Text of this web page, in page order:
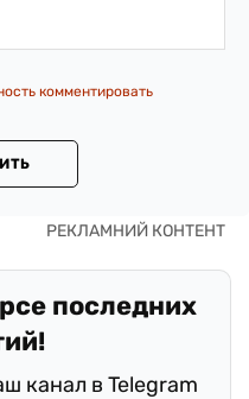
комментировать
последних
канал в Telegram